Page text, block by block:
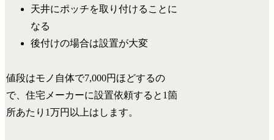
天井にポッチを取り付けることに
なる
後付けの場合は設置が大変
値段はモノ自体で7,000円ほどするの
で、住宅メーカーに設置依頼すると1箇
所あたり1万円以上はします。